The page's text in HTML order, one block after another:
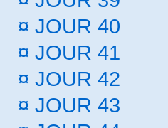
¤ JOUR 40
¤ JOUR 41
¤ JOUR 42
¤ JOUR 43